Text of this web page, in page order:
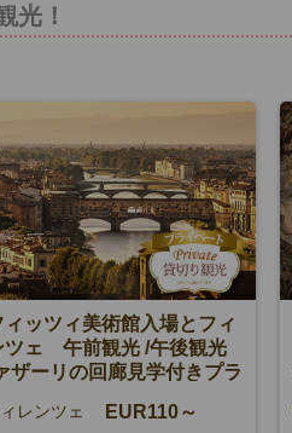
光！
ィッツィ美術館入場とフィ
ツェ 午前観光 /午後観光
ザーリの回廊見学付きプラ
レンツェ EUR110～